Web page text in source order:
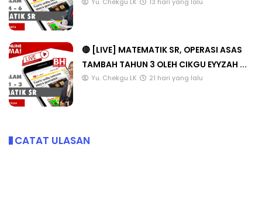
Yu. Chekgu LK 13 hari yang lalu
🔴 [LIVE] MATEMATIK SR, OPERASI ASAS
TAMBAH TAHUN 3 OLEH CIKGU EYYZAH ...
Yu. Chekgu LK 21 hari yang lalu
CATAT ULASAN